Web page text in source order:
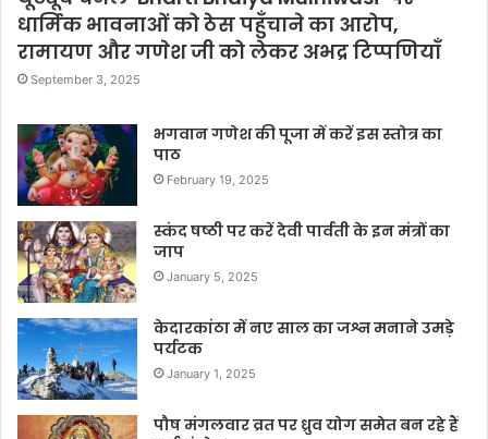
धार्मिक भावनाओं को ठेस पहुँचाने का आरोप,
रामायण और गणेश जी को लेकर अभद्र टिप्पणियाँ
September 3, 2025
भगवान गणेश की पूजा में करें इस स्तोत्र का
पाठ
February 19, 2025
स्कंद षष्ठी पर करें देवी पार्वती के इन मंत्रों का
जाप
January 5, 2025
केदारकांठा में नए साल का जश्न मनाने उमड़े
पर्यटक
January 1, 2025
पौष मंगलवार व्रत पर ध्रुव योग समेत बन रहे हैं